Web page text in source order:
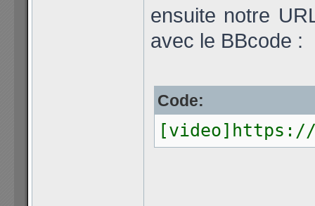
ensuite notre
avec le BBcode :
Code:
[video]https://